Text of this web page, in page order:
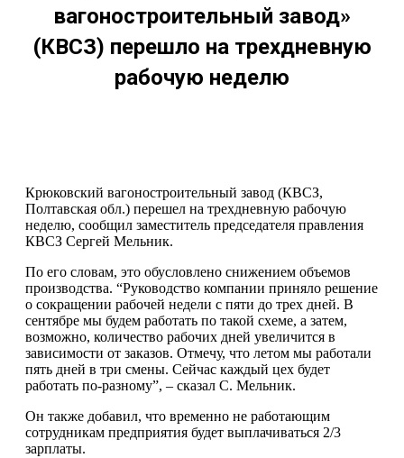
вагоностроительный завод»
(КВСЗ) перешло на трехдневную
рабочую неделю
Крюковский вагоностроительный завод (КВСЗ,
Полтавская обл.) перешел на трехдневную рабочую
неделю, сообщил заместитель председателя правления
КВСЗ Сергей Мельник.
По его словам, это обусловлено снижением объемов
производства. “Руководство компании приняло решение
о сокращении рабочей недели с пяти до трех дней. В
сентябре мы будем работать по такой схеме, а затем,
возможно, количество рабочих дней увеличится в
зависимости от заказов. Отмечу, что летом мы работали
пять дней в три смены. Сейчас каждый цех будет
работать по-разному”, – сказал С. Мельник.
Он также добавил, что временно не работающим
сотрудникам предприятия будет выплачиваться 2/3
зарплаты.